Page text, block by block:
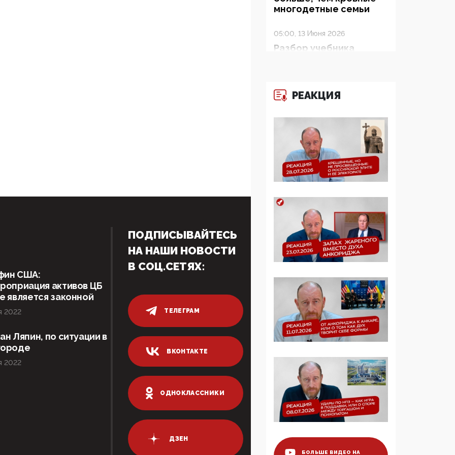
многодетные семьи
05:00, 13 Июня 2026
Разбор учебника
традиционные
ценности и немного
11:53, 09 Июня 2026
Прокуратура наконец
увидела
экстремистскую
деятельность ИИТО
цифроглобалисты
продолжают
определять повестку в
образовании
09:43, 01 Июня 2026
5G за счет здоровья
граждан: Минцифры
намерено отобрать у
регионов и
муниципалитетов право
защищать жилые дома
и социальные объекты
05:58, 26 Мая 2026
Роскомнадзор
освободили от борца с
деструктивным и
опасным контентом
07:39, 25 Мая 2026
РЕАКЦИЯ
БОЛЬШЕ ВИДЕО НА
США:
активов ЦБ
является законной
2022
Ляпин, по ситуации в
2022
ПОДПИСЫВАЙТЕСЬ
НА НАШИ НОВОСТИ
В СОЦ.СЕТЯХ:
ТЕЛЕГРАМ
ВКОНТАКТЕ
ОДНОКЛАССНИКИ
ДЗЕН